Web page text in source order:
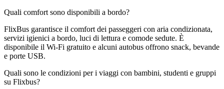
Quali comfort sono disponibili a bordo?
FlixBus garantisce il comfort dei passeggeri con aria condizionata,
servizi igienici a bordo, luci di lettura e comode sedute. È
disponibile il Wi-Fi gratuito e alcuni autobus offrono snack, bevande
e porte USB.
Quali sono le condizioni per i viaggi con bambini, studenti e gruppi
su Flixbus?